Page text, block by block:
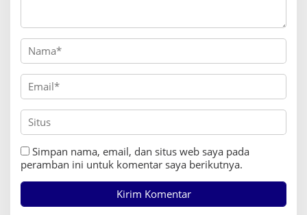
Simpan nama, email, dan situs web saya pada
peramban ini untuk komentar saya berikutnya.